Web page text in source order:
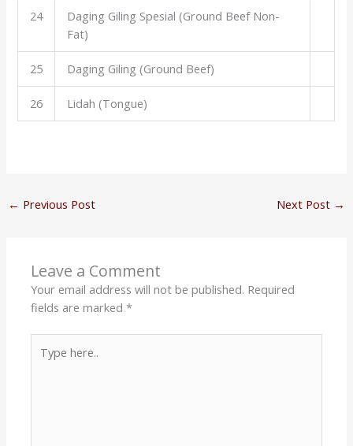
24
Daging Giling Spesial (Ground Beef Non-
Fat)
25 Daging Giling (Ground Beef)
26 Lidah (Tongue)
← Previous Post Next Post →
Leave a Comment
Your email address will not be published. Required
fields are marked*
here..